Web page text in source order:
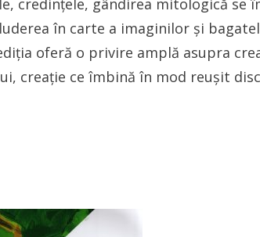
credințele, gândirea mitologică se
în carte a imaginilor și
oferă o privire amplă asupra
creație ce îmbină în mod reușit